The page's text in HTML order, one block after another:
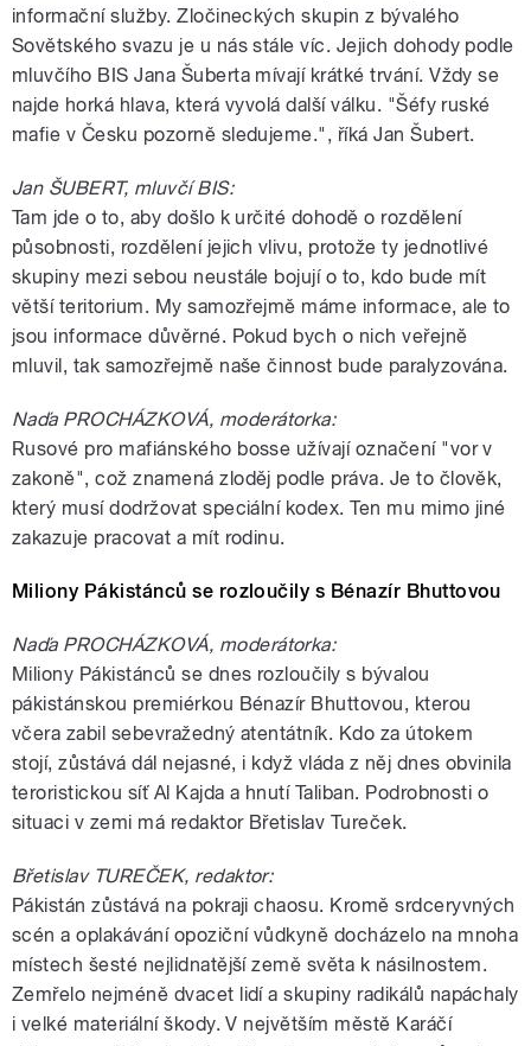
informační služby. Zločineckých skupin z bývalého
Sovětského svazu je u nás stále víc. Jejich dohody podle
mluvčího BIS Jana Šuberta mívají krátké trvání. Vždy se
najde horká hlava, která vyvolá další válku. "Šéfy ruské
mafie v Česku pozorně sledujeme.", říká Jan Šubert.
Jan ŠUBERT, mluvčí BIS:
Tam jde o to, aby došlo k určité dohodě o rozdělení
působnosti, rozdělení jejich vlivu, protože ty jednotlivé
skupiny mezi sebou neustále bojují o to, kdo bude mít
větší teritorium. My samozřejmě máme informace, ale to
jsou informace důvěrné. Pokud bych o nich veřejně
mluvil, tak samozřejmě naše činnost bude paralyzována.
Naďa PROCHÁZKOVÁ, moderátorka:
Rusové pro mafiánského bosse užívají označení "vor v
zakoně", což znamená zloděj podle práva. Je to člověk,
který musí dodržovat speciální kodex. Ten mu mimo jiné
zakazuje pracovat a mít rodinu.
Miliony Pákistánců se rozloučily s Bénazír Bhuttovou
Naďa PROCHÁZKOVÁ, moderátorka:
Miliony Pákistánců se dnes rozloučily s bývalou
pákistánskou premiérkou Bénazír Bhuttovou, kterou
včera zabil sebevražedný atentátník. Kdo za útokem
stojí, zůstává dál nejasné, i když vláda z něj dnes obvinila
teroristickou síť Al Kajda a hnutí Taliban. Podrobnosti o
situaci v zemi má redaktor Břetislav Tureček.
Břetislav TUREČEK, redaktor:
Pákistán zůstává na pokraji chaosu. Kromě srdceryvných
scén a oplakávání opoziční vůdkyně docházelo na mnoha
místech šesté nejlidnatější země světa k násilnostem.
Zemřelo nejméně dvacet lidí a skupiny radikálů napáchaly
i velké materiální škody. V největším městě Karáčí